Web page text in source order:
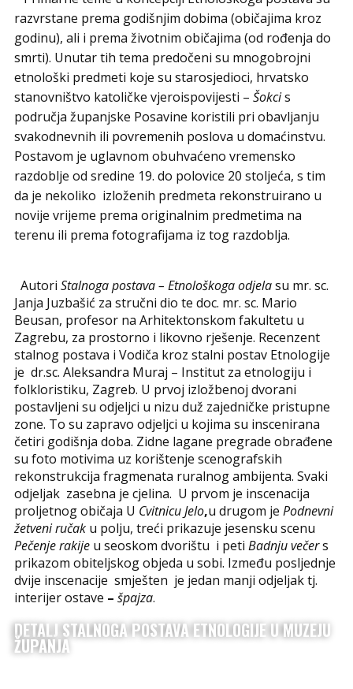
razvrstane prema godišnjim dobima (običajima kroz
godinu), ali i prema životnim običajima (od rođenja do
smrti). Unutar tih tema predočeni su mnogobrojni
etnološki predmeti koje su starosjedioci, hrvatsko
stanovništvo katoličke vjeroispovijesti – Šokcis
područja županjske Posavine koristili pri obavljanju
svakodnevnih ili povremenih poslova u domaćinstvu.
Postavom je uglavnom obuhvaćeno vremensko
razdoblje od sredine 19. do polovice 20 stoljeća, s tim
da je nekoliko izloženih predmeta rekonstruirano u
novije vrijeme prema originalnim predmetima na
terenu ili prema fotografijama iz tog razdoblja.
Autori Stalnoga postava – Etnološkoga odjelasu mr. sc.
Janja Juzbašić za stručni dio te doc. mr. sc. Mario
Beusan, profesor na Arhitektonskom fakultetu u
Zagrebu, za prostorno i likovno rješenje. Recenzent
stalnog postava i Vodiča kroz stalni postav Etnologije
je dr.sc. Aleksandra Muraj – Institut za etnologiju i
folkloristiku, Zagreb. U prvoj izložbenoj dvorani
postavljeni su odjeljci u nizu duž zajedničke pristupne
zone. To su zapravo odjeljci u kojima su inscenirana
četiri godišnja doba. Zidne lagane pregrade obrađene
su foto motivima uz korištenje scenografskih
rekonstrukcija fragmenata ruralnog ambijenta. Svaki
odjeljak zasebna je cjelina. U prvom je inscenacija
proljetnog običaja U Cvitnicu Jelo,u drugom je Podnevni
žetveni ručak u polju, treći prikazuje jesensku scenu
Pečenje rakije u seoskom dvorištu i peti Badnju večers
prikazom obiteljskog objeda u sobi. Između posljednje
dvije inscenacije smješten je jedan manji odjeljak tj.
interijer ostave – špajza.
DETALJ STALNOGA POSTAVA ETNOLOGIJE U MUZEJU
ŽUPANJA